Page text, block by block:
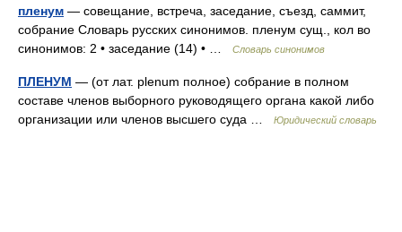
пленум — совещание, встреча, заседание, съезд, саммит,
собрание Словарь русских синонимов. пленум сущ., кол во
синонимов: 2 • заседание (14) • …
Словарь синонимов
ПЛЕНУМ — (от лат. plenum полное) собрание в полном
составе членов выборного руководящего органа какой либо
организации или членов высшего суда …
Юридический словарь